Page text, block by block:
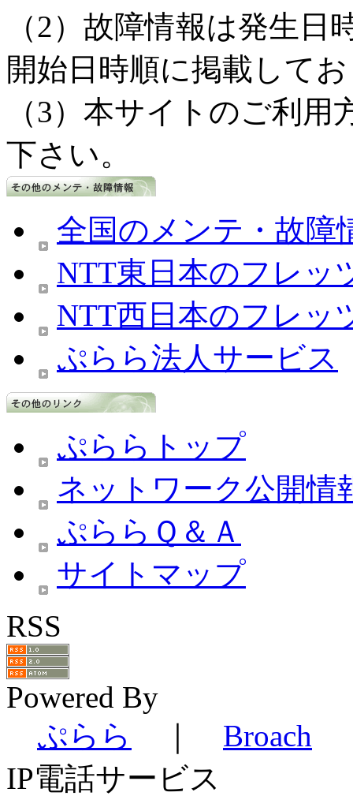
（2）故障情報は発生
開始日時順に掲載して
（3）本サイトのご利用
下さい。
全国のメンテ・故障
NTT東日本のフレッ
NTT西日本のフレッ
ぷらら法人サービス
ぷららトップ
ネットワーク公開情
ぷららＱ＆Ａ
サイトマップ
RSS
Powered By
ぷらら
Broach
IP電話サービス